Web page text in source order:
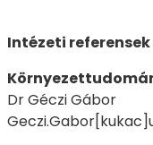
Intézeti
Dr Géczi Gábor